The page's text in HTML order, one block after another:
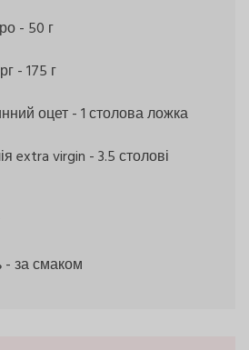
- 50 г
- 175 г
оцет- 1 столова ложка
extra virgin - 3.5 столові
- за смаком